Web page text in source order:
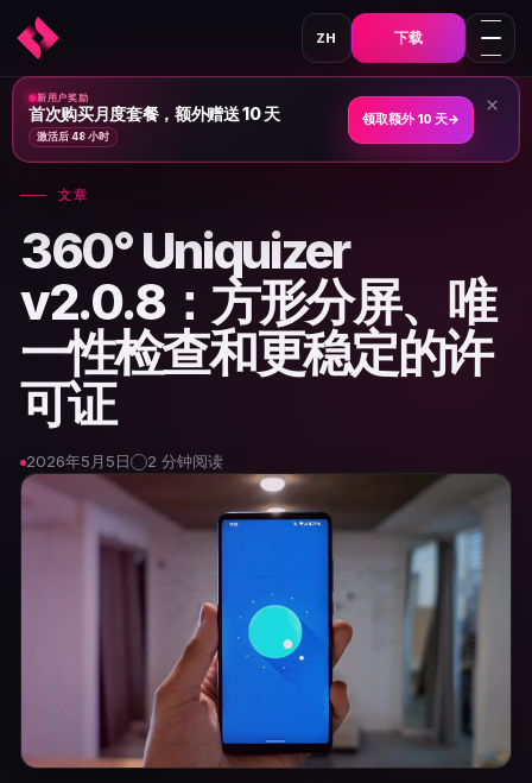
ZH 下载
首页›新闻与文章›
文章
360° Uniquizer
v2.0.8：方形分屏、唯
一性检查和更稳定的许
可证
2026年5月5日 2 分钟阅读
新用户奖励
首次购买月度套餐，额外赠送 10 天
激活后 48 小时
领取额外 10 天→
×